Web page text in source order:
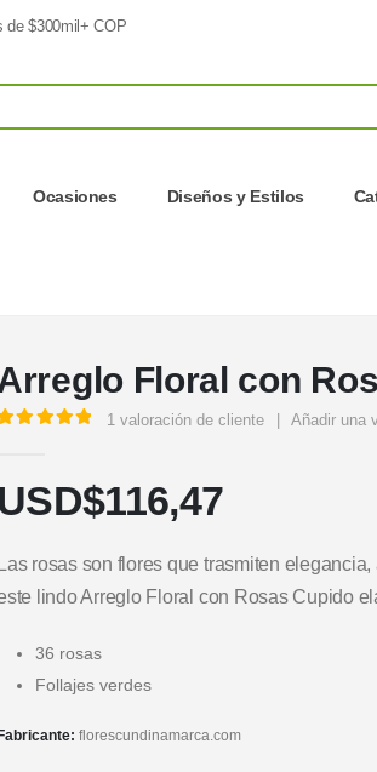
de $300mil+ COP
Ocasiones Diseños y Estilos
Floral con
1 valoración de cliente Añadir una
USD$116,47
Las rosas son flores que trasmiten
lindo Arreglo Floral con Rosas Cupido
36 rosas
Follajes verdes
florescundinamarca.com